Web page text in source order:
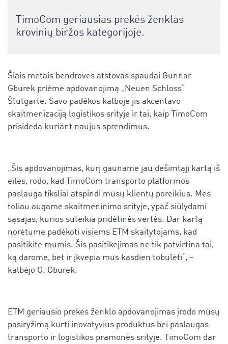
TimoCom geriausias prekės ženklas
krovinių biržos kategorijoje.
Šiais metais bendrovės atstovas spaudai Gunnar
Gburek priėmė apdovanojimą „Neuen Schloss“
Štutgarte. Savo padėkos kalboje jis akcentavo
skaitmenizaciją logistikos srityje ir tai, kaip TimoCom
prisideda kuriant naujus sprendimus.
„Šis apdovanojimas, kurį gauname jau dešimtąjį kartą iš
eilės, rodo, kad TimoCom transporto platformos
paslauga tiksliai atspindi mūsų klientų poreikius. Mes
toliau augame skaitmeninimo srityje, ypač siūlydami
sąsajas, kurios suteikia pridėtinės vertės. Dar kartą
norėtume padėkoti visiems ETM skaitytojams, kad
pasitikite mumis. Šis pasitikėjimas ne tik patvirtina tai,
ką darome, bet ir įkvepia mus kasdien tobulėti“, –
kalbėjo G. Gburek.
ETM geriausio prekės ženklo apdovanojimas įrodo mūsų
pasiryžimą kurti inovatyvius produktus bei paslaugas
transporto ir logistikos pramonės srityje. TimoCom dar